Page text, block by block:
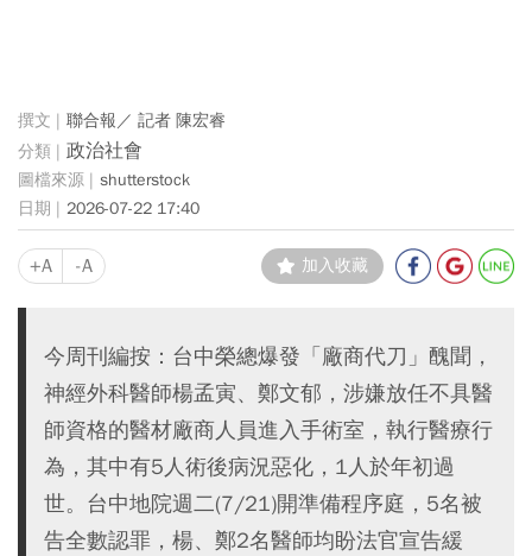
聯合報／ 記者 陳宏睿
政治社會
shutterstock
2026-07-22 17:40
+A -A 加入收藏
今周刊編按：台中榮總爆發「廠商代刀」醜聞，
神經外科醫師楊孟寅、鄭文郁，涉嫌放任不具醫
師資格的醫材廠商人員進入手術室，執行醫療行
為，其中有5人術後病況惡化，1人於年初過
世。台中地院週二(7/21)開準備程序庭，5名被
告全數認罪，楊、鄭2名醫師均盼法官宣告緩